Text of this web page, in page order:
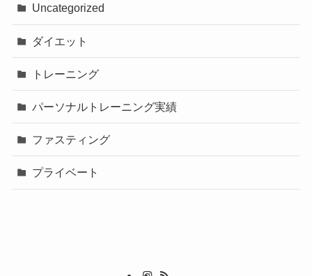
Uncategorized
ダイエット
トレーニング
パーソナルトレーニング実績
ファスティング
プライベート